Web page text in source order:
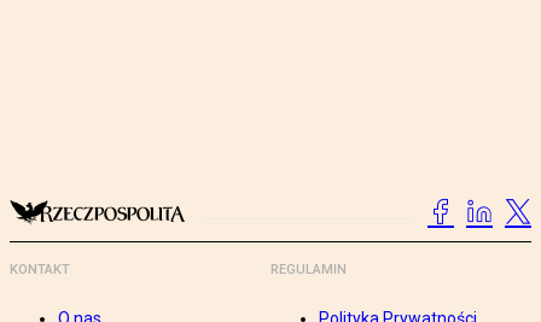
KONTAKT REGULAMIN